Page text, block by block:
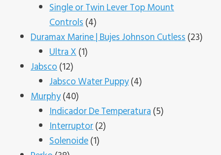
productos
Single or Twin Lever Top Mount
Controls 44
productos
Duramax Marine | Bujes Johnson Cutless 2323
Ultra X 11
Jabsco 1212
productos
Jabsco Water Puppy 44
Murphy 4040
productos
Indicador De Temperatura 55
Interruptor 22
Solenoide 11